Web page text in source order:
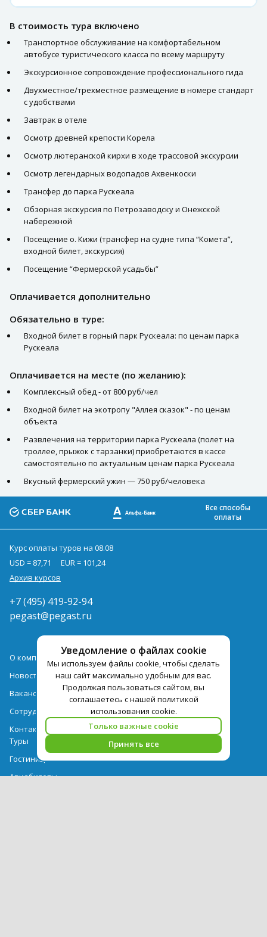
В стоимость тура включено
Транспортное обслуживание на комфортабельном
автобусе туристического класса по всему маршруту
Экскурсионное сопровождение профессионального гида
Двухместное/трехместное размещение в номере стандарт
с удобствами
Завтрак в отеле
Осмотр древней крепости Корела
Осмотр лютеранской кирхи в ходе трассовой экскурсии
Осмотр легендарных водопадов Ахвенкоски
Трансфер до парка Рускеала
Обзорная экскурсия по Петрозаводску и Онежской
набережной
Посещение о. Кижи (трансфер на судне типа “Комета”,
входной билет, экскурсия)
Посещение “Фермерской усадьбы”
Оплачивается дополнительно
Обязательно в туре:
Входной билет в горный парк Рускеала: по ценам парка
Рускеала
Оплачивается на месте (по желанию):
Комплексный обед - от 800 руб/чел
Входной билет на экотропу "Аллея сказок" - по ценам
объекта
Развлечения на территории парка Рускеала (полет на
троллее, прыжок с тарзанки) приобретаются в кассе
самостоятельно по актуальным ценам парка Рускеала
Вкусный фермерский ужин — 750 руб/человека
Уведомление о файлах cookie
Мы используем файлы cookie, чтобы сделать
наш сайт максимально удобным для вас.
Продолжая пользоваться сайтом, вы
соглашаетесь с нашей политикой
использования cookie.
Только важные cookie
Принять все
Все способы
оплаты
Курс оплаты туров на 08.08
USD = 87,71
EUR = 101,24
Архив курсов
+7 (495) 419-92-94
pegast@pegast.ru
О компании
Новости
Вакансии
Сотрудничество
Контактная информация
Туры
Гостиницы
Авиабилеты